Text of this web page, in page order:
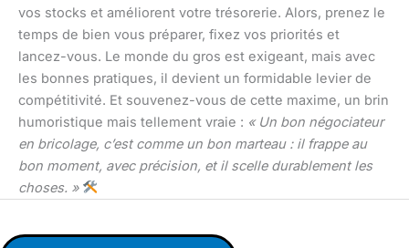
vos stocks et améliorent votre trésorerie. Alors, prenez le
temps de bien vous préparer, fixez vos priorités et
lancez-vous. Le monde du gros est exigeant, mais avec
les bonnes pratiques, il devient un formidable levier de
compétitivité. Et souvenez-vous de cette maxime, un brin
humoristique mais tellement vraie : « Un bon négociateur
en bricolage, c’est comme un bon marteau : il frappe au
bon moment, avec précision, et il scelle durablement les
choses. »